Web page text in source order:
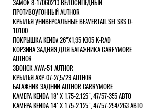
ЗАМОК 8-17060210 ВЕЛОСИПЕДНЫЙ
ПРОТИВОУГОННЫЙ AUTHOR
КРЫЛЬЯ УНИВЕРСАЛЬНЫЕ BEAVERTAIL SET SKS 0-
10100
ПОКРЫШКА KENDA 26"Х1,95 K905 K-RAD
КОРЗИНА ЗАДНЯЯ ДЛЯ БАГАЖНИКА CARRYMORE
AUTHOR
ЗВОНОК AWA-51 AUTHOR
КРЫЛЬЯ AXP-07-27,5/29 AUTHOR
БАГАЖНИК ЗАДНИЙ AUTHOR CARRYMORE
КАМЕРА KENDA 18" Х 1.75-2.125", 47/57-355 АВТО
КАМЕРА KENDA 14" Х 1.75-2.125", 47/57-254/263 АВТО